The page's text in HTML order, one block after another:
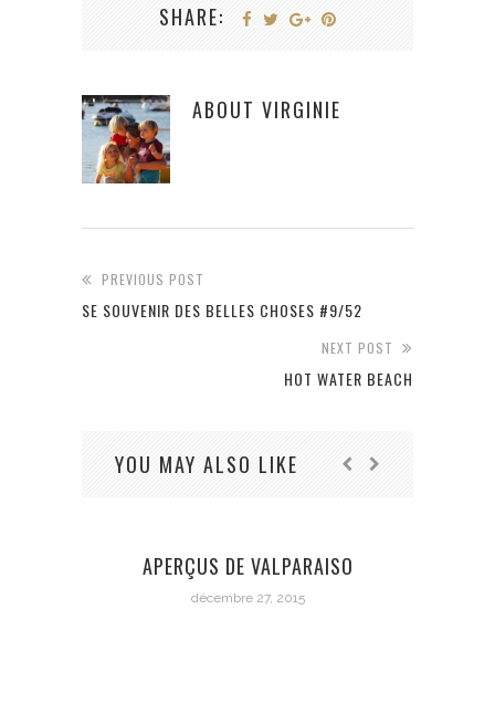
SHARE:
ABOUT VIRGINIE
PREVIOUS POST
SE SOUVENIR DES BELLES CHOSES #9/52
NEXT POST
HOT WATER BEACH
YOU MAY ALSO LIKE
APERÇUS DE VALPARAISO
décembre 27, 2015